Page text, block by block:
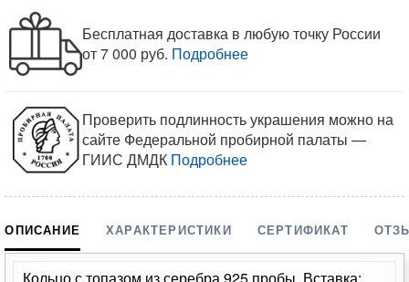
Бесплатная доставка в любую точку России
от 7 000 руб. Подробнее
Проверить подлинность украшения можно на
сайте Федеральной пробирной палаты —
ГИИС ДМДК Подробнее
ОПИСАНИЕ ХАРАКТЕРИСТИКИ СЕРТИФИКАТ